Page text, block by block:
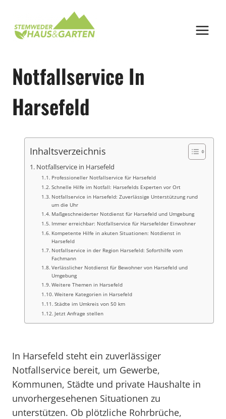
springen
Notfallservice In
Harsefeld
Inhaltsverzeichnis
Notfallservice in Harsefeld
Professioneller Notfallservice für Harsefeld
Schnelle Hilfe im Notfall: Harsefelds Experten vor Ort
Notfallservice in Harsefeld: Zuverlässige Unterstützung rund
um die Uhr
Maßgeschneiderter Notdienst für Harsefeld und Umgebung
Immer erreichbar: Notfallservice für Harsefelder Einwohner
Kompetente Hilfe in akuten Situationen: Notdienst in
Harsefeld
Notfallservice in der Region Harsefeld: Soforthilfe vom
Fachmann
Verlässlicher Notdienst für Bewohner von Harsefeld und
Umgebung
Weitere Themen in Harsefeld
Weitere Kategorien in Harsefeld
Städte im Umkreis von 50 km
Jetzt Anfrage stellen
In Harsefeld steht ein zuverlässiger
Notfallservice bereit, um Gewerbe,
Kommunen, Städte und private Haushalte in
unvorhergesehenen Situationen zu
unterstützen. Ob plötzliche Rohrbrüche,